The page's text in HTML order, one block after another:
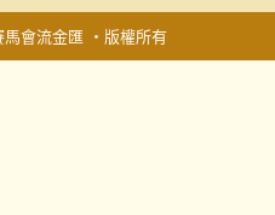
會流金匯 ‧版權所有